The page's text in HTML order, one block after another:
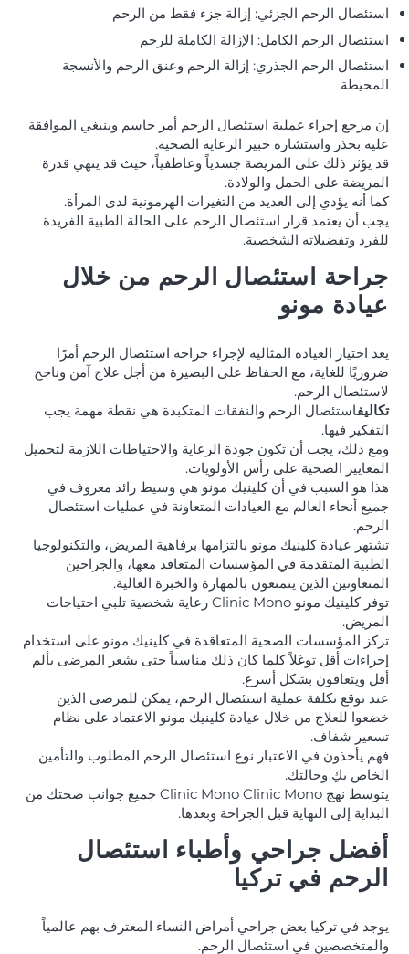
استئصال الرحم الجزئي: إزالة جزء فقط من الرحم
استئصال الرحم الكامل: الإزالة الكاملة للرحم
استئصال الرحم الجذري: إزالة الرحم وعنق الرحم والأنسجة
المحيطة
إن مرجع إجراء عملية استئصال الرحم أمر حاسم وينبغي الموافقة
عليه بحذر واستشارة خبير الرعاية الصحية.
قد يؤثر ذلك على المريضة جسدياً وعاطفياً، حيث قد ينهي قدرة
المريضة على الحمل والولادة.
كما أنه يؤدي إلى العديد من التغيرات الهرمونية لدى المرأة.
يجب أن يعتمد قرار استئصال الرحم على الحالة الطبية الفريدة
للفرد وتفضيلاته الشخصية.
جراحة استئصال الرحم من خلال
عيادة مونو
يعد اختيار العيادة المثالية لإجراء جراحة استئصال الرحم أمرًا
ضروريًا للغاية، مع الحفاظ على البصيرة من أجل علاج آمن وناجح
لاستئصال الرحم.
تكاليفاستئصال الرحم والنفقات المتكبدة هي نقطة مهمة يجب
التفكير فيها.
ومع ذلك، يجب أن تكون جودة الرعاية والاحتياطات اللازمة لتحميل
المعايير الصحية على رأس الأولويات.
هذا هو السبب في أن كلينيك مونو هي وسيط رائد معروف في
جميع أنحاء العالم مع العيادات المتعاونة في عمليات استئصال
الرحم.
تشتهر عيادة كلينيك مونو بالتزامها برفاهية المريض، والتكنولوجيا
الطبية المتقدمة في المؤسسات المتعاقد معها، والجراحين
المتعاونين الذين يتمتعون بالمهارة والخبرة العالية.
توفر كلينيك مونو Clinic Mono رعاية شخصية تلبي احتياجات
المريض.
تركز المؤسسات الصحية المتعاقدة في كلينيك مونو على استخدام
إجراءات أقل توغلاً كلما كان ذلك مناسباً حتى يشعر المرضى بألم
أقل ويتعافون بشكل أسرع.
عند توقع تكلفة عملية استئصال الرحم، يمكن للمرضى الذين
خضعوا للعلاج من خلال عيادة كلينيك مونو الاعتماد على نظام
تسعير شفاف.
فهم يأخذون في الاعتبار نوع استئصال الرحم المطلوب والتأمين
الخاص بكِ وحالتك.
يتوسط نهج Clinic Mono Clinic Mono جميع جوانب صحتك من
البداية إلى النهاية قبل الجراحة وبعدها.
أفضل جراحي وأطباء استئصال
الرحم في تركيا
يوجد في تركيا بعض جراحي أمراض النساء المعترف بهم عالمياً
والمتخصصين في استئصال الرحم.